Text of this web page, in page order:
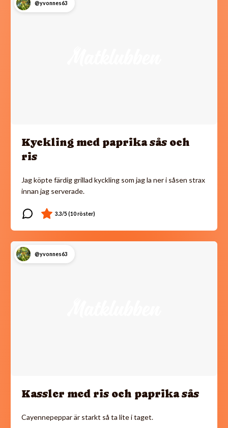
@yvonnes63
Kyckling med paprika sås och
ris
Jag köpte färdig grillad kyckling som jag la ner i såsen strax
innan jag serverade.
@yvonnes63
Kassler med ris och paprika sås
Cayennepeppar är starkt så ta lite i taget.